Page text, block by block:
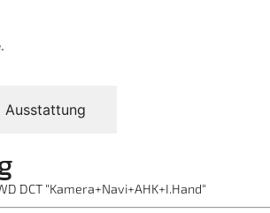
Ausstattung
DCT “Kamera+Navi+AHK+I.Hand“